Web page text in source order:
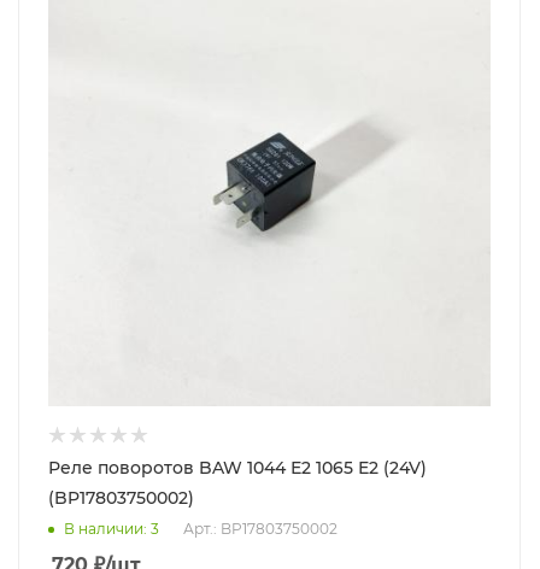
Реле поворотов BAW 1044 Е2 1065 Е2 (24V)
(BP17803750002)
В наличии: 3 Арт.: BP17803750002